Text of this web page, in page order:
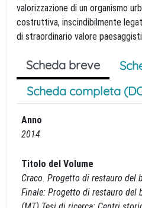
valorizzazione di un organismo
costruttiva, inscindibilmente
di straordinario valore
Scheda breve
Scheda completa
Anno
2014
Titolo del Volume
Craco. Progetto di restauro del
Finale: Progetto di restauro del